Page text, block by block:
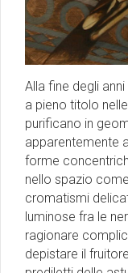
Alla fine degli
a pieno titolo
purificano in
apparentemente
forme
nello spazio
cromatismi
luminose fra le
ragionare
depistare il